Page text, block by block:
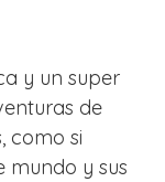
y un super
de
como si
mundo y sus